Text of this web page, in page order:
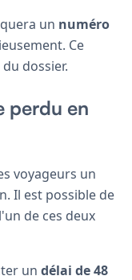
un numéro
Ce
dossier.
perdu en
voyageurs un
Il est possible de
de ces deux
un délai de 48